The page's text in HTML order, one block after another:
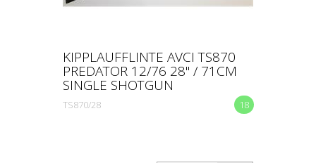
KIPPLAUFFLINTE AVCI TS870
PREDATOR 12/76 28" / 71CM
SINGLE SHOTGUN
18
TS870/28